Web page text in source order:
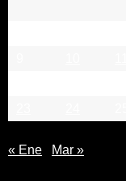
« Ene Mar »